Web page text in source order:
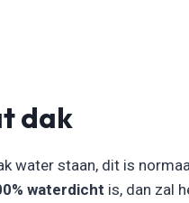
dak
water staan, dit is
waterdicht is, dan zal